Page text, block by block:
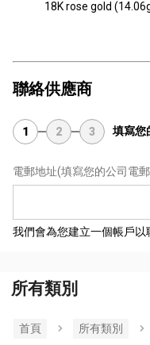
18K rose gold
聯絡供應商
1 2 3 填寫您
電郵地址(填寫您的公司電
我們會為您建立一個帳戶以
所有類別
首頁 所有類別